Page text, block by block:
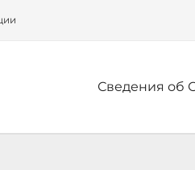
Сведения об